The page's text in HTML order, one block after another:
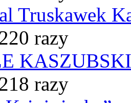
Truskawek
razy
razy